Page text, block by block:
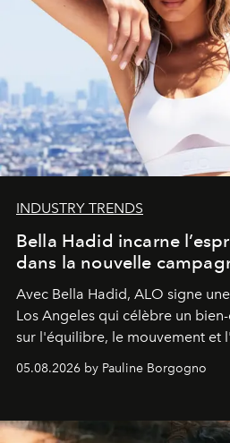
INDUSTRY TRENDS
Bella Hadid incarne
dans la nouvelle
Avec Bella Hadid, ALO signe
Los Angeles qui célèbre un
sur l'équilibre, le mouvement et
05.08.2026 by Pauline Borgogno